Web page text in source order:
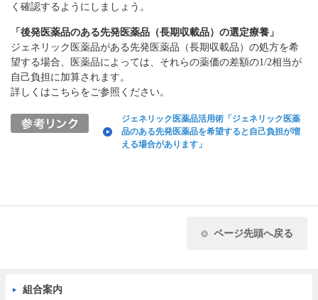
く確認するようにしましょう。
「後発医薬品のある先発医薬品（長期収載品）の選定療養」
ジェネリック医薬品がある先発医薬品（長期収載品）の処方を希
望する場合、医薬品によっては、それらの薬価の差額の1/2相当が
自己負担に加算されます。
詳しくはこちらをご参照ください。
ジェネリック医薬品活用術「ジェネリック医薬
品のある先発医薬品を希望すると自己負担が増
える場合があります」
ページ先頭へ戻る
組合案内